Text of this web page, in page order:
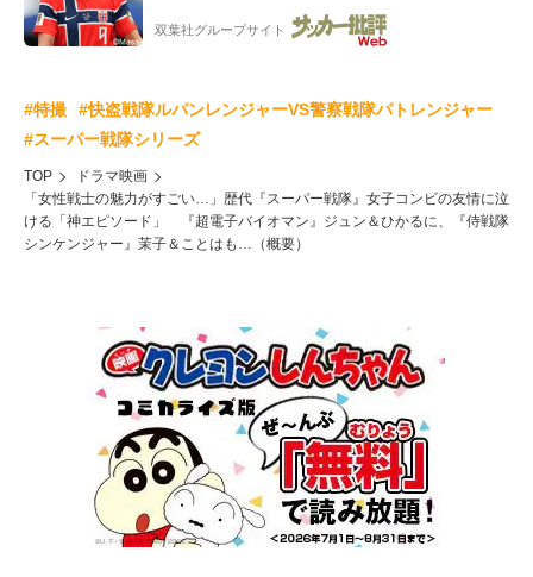
ー”映像が話題!「元気をもらった」
双葉社グループサイト
#特撮
#快盗戦隊ルパンレンジャーVS警察戦隊パトレンジャー
#スーパー戦隊シリーズ
TOP
ドラマ映画
「女性戦士の魅力がすごい…」歴代『スーパー戦隊』女子コンビの友情に泣
ける「神エピソード」 『超電子バイオマン』ジュン＆ひかるに、『侍戦隊
シンケンジャー』茉子＆ことはも…（概要）